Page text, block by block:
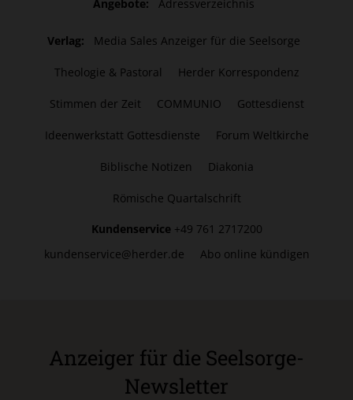
Angebote: Adressverzeichnis
Verlag: Media Sales Anzeiger für die Seelsorge
Theologie & Pastoral Herder Korrespondenz
Stimmen der Zeit COMMUNIO Gottesdienst
Ideenwerkstatt Gottesdienste Forum Weltkirche
Biblische Notizen Diakonia
Römische Quartalschrift
Kundenservice +49 761 2717200
kundenservice@herder.de
Abo online kündigen
Anzeiger für die Seelsorge-
Newsletter